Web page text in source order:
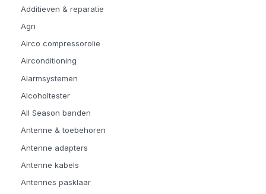
Additieven & reparatie
Agri
Airco compressorolie
Airconditioning
Alarmsystemen
Alcoholtester
All Season banden
Antenne & toebehoren
Antenne adapters
Antenne kabels
Antennes pasklaar